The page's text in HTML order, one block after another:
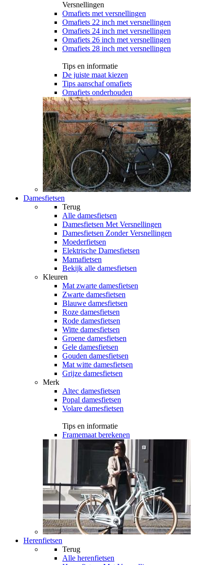
Versnellingen
Omafiets met versnellingen
Omafiets 22 inch met versnellingen
Omafiets 24 inch met versnellingen
Omafiets 26 inch met versnellingen
Omafiets 28 inch met versnellingen
Tips en informatie
De juiste maat kiezen
Tips aanschaf omafiets
Omafiets onderhouden
Damesfietsen
Terug
Alle damesfietsen
Damesfietsen Met Versnellingen
Damesfietsen Zonder Versnellingen
Moederfietsen
Elektrische Damesfietsen
Mamafietsen
Bekijk alle damesfietsen
Kleuren
Mat zwarte damesfietsen
Zwarte damesfietsen
Blauwe damesfietsen
Roze damesfietsen
Rode damesfietsen
Witte damesfietsen
Groene damesfietsen
Gele damesfietsen
Gouden damesfietsen
Mat witte damesfietsen
Grijze damesfietsen
Merk
Altec damesfietsen
Popal damesfietsen
Volare damesfietsen
Tips en informatie
Framemaat berekenen
Herenfietsen
Terug
Alle herenfietsen